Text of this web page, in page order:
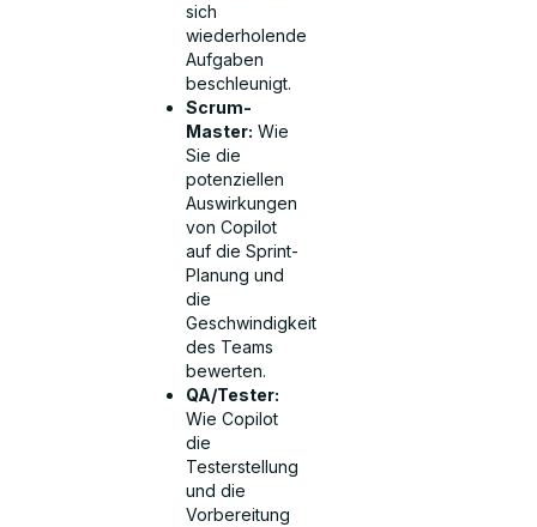
sich
wiederholende
Aufgaben
beschleunigt.
Scrum-
Master: Wie
Sie die
potenziellen
Auswirkungen
von Copilot
auf die Sprint-
Planung und
die
Geschwindigkeit
des Teams
bewerten.
QA/Tester:
Wie Copilot
die
Testerstellung
und die
Vorbereitung